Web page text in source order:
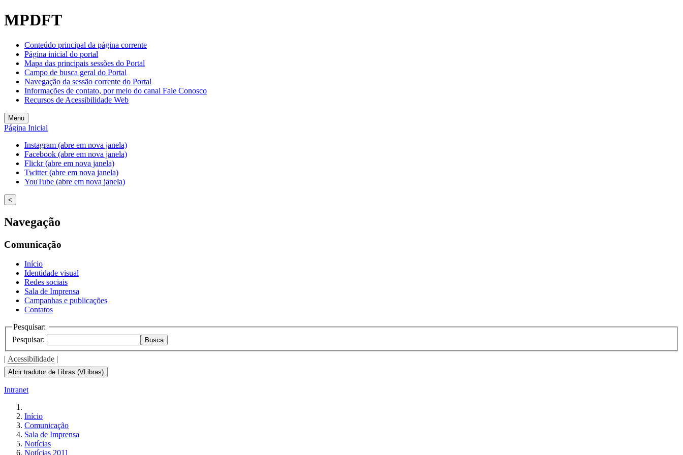
Welcome
to
One
Accessibility
screen
reader.
start
All
in
One
Accessibility
screen
reader,
press
"Ctrl
/".
This
shortcut
activates
screen
help
navigate
interact
the
content.
MPDFT
Conteúdo principal da página corrente
Página inicial do portal
Mapa das principais sessões do Portal
Campo de busca geral do Portal
Navegação da sessão corrente do Portal
Informações de contato, por meio do canal Fale Conosco
Recursos de Acessibilidade Web
Menu
Página Inicial
Instagram (abre em nova janela)
Facebook (abre em nova janela)
Flickr (abre em nova janela)
Twitter (abre em nova janela)
YouTube (abre em nova janela)
<
Navegação
Comunicação
Início
Identidade visual
Redes sociais
Sala de Imprensa
Campanhas e publicações
Contatos
Pesquisar:
Pesquisar:
Busca
| Acessibilidade |
Abrir tradutor de Libras (VLibras)
Intranet
Início
Comunicação
Sala de Imprensa
Notícias
Notícias 2011